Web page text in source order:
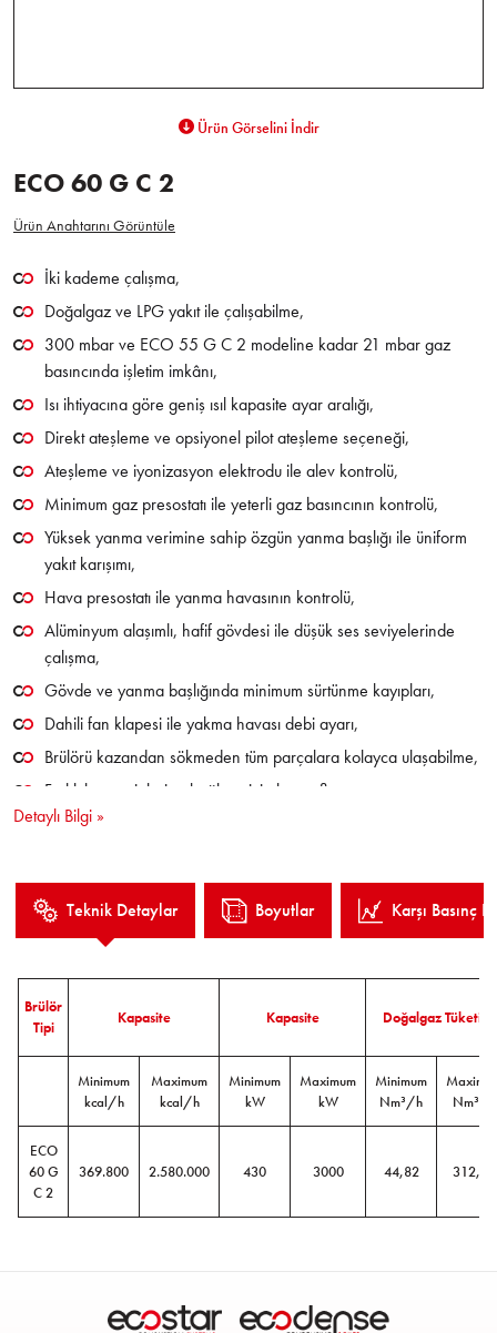
Ürün Görselini İndir
ECO 60 G C 2
Ürün Anahtarını Görüntüle
İki kademe çalışma,
Doğalgaz ve LPG yakıt ile çalışabilme,
300 mbar ve ECO 55 G C 2 modeline kadar 21 mbar gaz
basıncında işletim imkânı,
Isı ihtiyacına göre geniş ısıl kapasite ayar aralığı,
Direkt ateşleme ve opsiyonel pilot ateşleme seçeneği,
Ateşleme ve iyonizasyon elektrodu ile alev kontrolü,
Minimum gaz presostatı ile yeterli gaz basıncının kontrolü,
Yüksek yanma verimine sahip özgün yanma başlığı ile üniform
yakıt karışımı,
Hava presostatı ile yanma havasının kontrolü,
Alüminyum alaşımlı, hafif gövdesi ile düşük ses seviyelerinde
çalışma,
Gövde ve yanma başlığında minimum sürtünme kayıpları,
Dahili fan klapesi ile yakma havası debi ayarı,
Brülörü kazandan sökmeden tüm parçalara kolayca ulaşabilme,
Farklı kazan tiplerine bağlantı için kayar flanş,
Minimum bakım gerektiren kompakt tasarım,
Detaylı Bilgi »
Teknik Detaylar Boyutlar Karşı Basınç
Brülör
Tipi
Kapasite Kapasite Doğalgaz Tüketimi
Minimum
kcal/h
Maximum
kcal/h
Minimum
kW
Maximum
kW
Minimum
Nm³/h
Nm³/h
ECO
60 G
C 2
369.800 2.580.000 430 3000 44,82 312,73